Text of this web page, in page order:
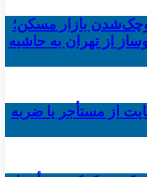
بازار مسکن؛
از تهران به حاشیه‌
از مستأجر یا ضربه